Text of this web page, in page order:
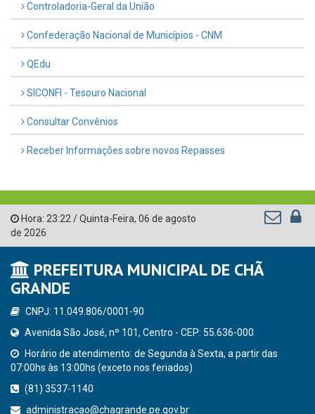
Controladoria-Geral da União
Confederação Nacional de Municípios - CNM
QEdu
SICONFI - Tesouro Nacional
Consultar Convênios
Receber Informações sobre novos Repasses
Hora: 23:22/Quinta-Feira, 06 de agosto
de 2026
PREFEITURA MUNICIPAL DE CHÃ
GRANDE
CNPJ: 11.049.806/0001-90
Avenida São José, nº 101, Centro - CEP: 55.636-000
Horário de atendimento: de Segunda à Sexta, a partir das
07:00hs às 13:00hs (exceto nos feriados)
(81) 3537-1140
administracao@chagrande.pe.gov.br